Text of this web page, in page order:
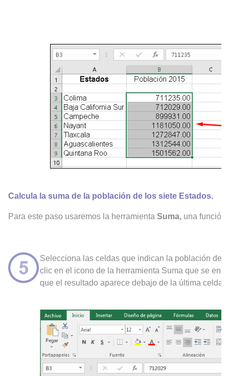
Calcula la suma de la población de los siete Estados.
Para este paso usaremos la herramienta Suma, una función
Selecciona las celdas que indican la población de
clic en el icono de la herramienta Suma que se
que el resultado aparece debajo de la última celda